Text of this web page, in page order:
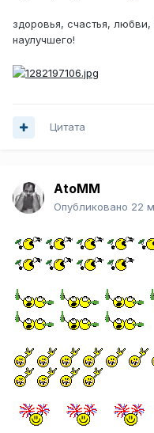
здоровья, счастья,
наулучшего!
Цитата
AtoMM
Опубликовано 22